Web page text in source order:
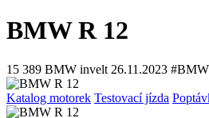
BMW R 12
15 389 BMW invelt 26.11.2023
Katalog motorek Testovací jízda